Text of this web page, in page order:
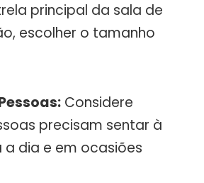
principal da sala de
escolher o tamanho
Considere
precisam sentar à
a dia e em ocasiões